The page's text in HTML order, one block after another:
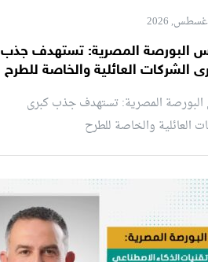
البورصة المصرية: تستهدف جذب
الشركات العائلية والخاصة للطرح
المصرية: تستهدف جذب كبرى
العائلية والخاصة للطرح